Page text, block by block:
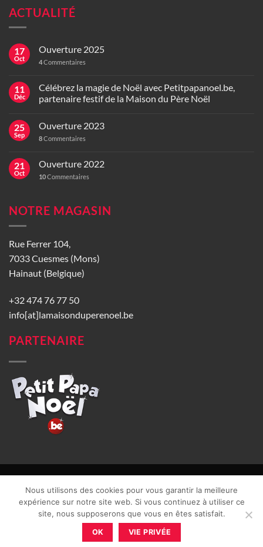
ACTUALITÉ
17
Oct
Ouverture 2025
4Commentaires
11
Déc
Célébrez la magie de Noël avec Petitpapanoel.be,
partenaire festif de la Maison du Père Noël
25
Sep
Ouverture 2023
8Commentaires
21
Oct
Ouverture 2022
10Commentaires
NOTRE MAGASIN
Rue Ferrer 104,
7033 Cuesmes (Mons)
Hainaut (Belgique)
+32 474 76 77 50
info[at]lamaisonduperenoel.be
PARTENAIRE
CGU| Vie privée| TVA : BE0840965749 | Site web réalisé par
Nous utilisons des cookies pour vous garantir la meilleure
expérience sur notre site web. Si vous continuez à utiliser ce
site, nous supposerons que vous en êtes satisfait.
OK VIE PRIVÉE